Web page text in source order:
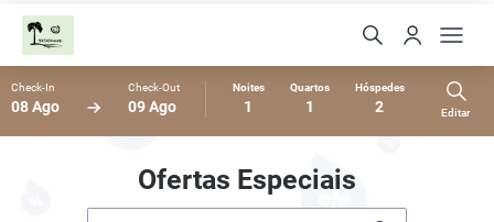
Check-In
08 Ago
Check-Out
09 Ago
Noites
1
Quartos
1
Hóspedes
2 Editar
Ofertas Especiais